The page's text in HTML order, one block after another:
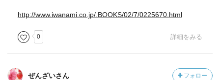
情報を選ぶ力をつけるのが大事である。
育では伸ばしにくい力。評価の考え方を何とかしなくては
p156 教育は実力をつけるもの
http://www.iwanami.co.jp/.BOOKS/02/7/0225670.html
0 詳細をみる
ぜんざいさん フォロー